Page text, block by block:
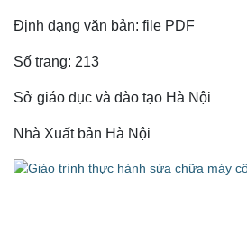
Định dạng văn bản: file PDF
Số trang: 213
Sở giáo dục và đào tạo Hà Nội
Nhà Xuất bản Hà Nội